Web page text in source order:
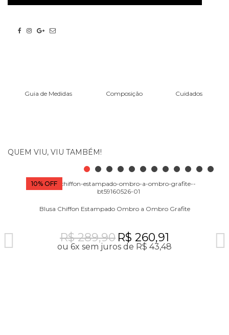
Guia de Medidas Composição Cuidados
QUEM VIU, VIU TAMBÉM!
Blusa Chiffon Estampado Ombro a Ombro Grafite
R$ 289,90 R$ 260,91
ou 6x sem juros de R$ 43,48
10% OFF